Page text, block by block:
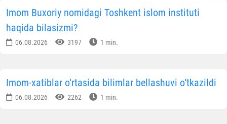
Imom Buxoriy nomidagi Toshkent islom instituti
haqida bilasizmi?
06.08.2026 3197 1 min.
Imom-xatiblar o‘rtasida bilimlar bellashuvi o‘tkazildi
06.08.2026 2262 1 min.